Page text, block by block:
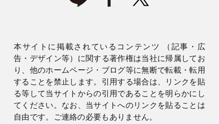
本サイトに掲載されているコンテンツ （記事・広
告・デザイン等）に関する著作権は当社に帰属してお
り、他のホームページ・ブログ等に無断で転載・転用
することを禁止します。引用する場合は、リンクを貼
る等して当サイトからの引用であることを明らかにし
てください。なお、当サイトへのリンクを貼ることは
自由です。ご連絡の必要もありません。